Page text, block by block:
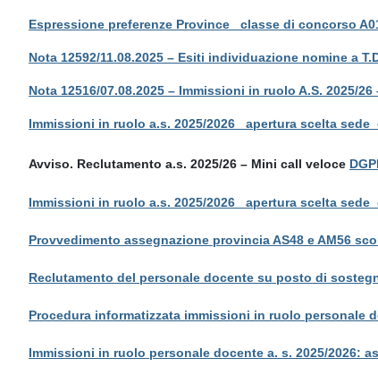
Espressione preferenze Province_ classe di concorso
Nota 12592/11.08.2025 – Esiti individuazione nomine a
Nota 12516/07.08.2025 – Immissioni in ruolo A.S. 2025/
Immissioni in ruolo a.s. 2025/2026_ apertura scelta
Avviso. Reclutamento a.s. 2025/26 – Mini call veloce
Immissioni in ruolo a.s. 2025/2026_ apertura scelta
Provvedimento assegnazione provincia AS48 e AM56
Reclutamento del personale docente su posto di
Procedura informatizzata immissioni in ruolo personale
Immissioni in ruolo personale docente a. s. 2025/2026: